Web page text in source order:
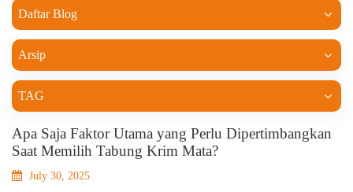
Daftar Blog
Arsip
TAG
Apa Saja Faktor Utama yang Perlu Dipertimbangkan
Saat Memilih Tabung Krim Mata?
July 30, 2025